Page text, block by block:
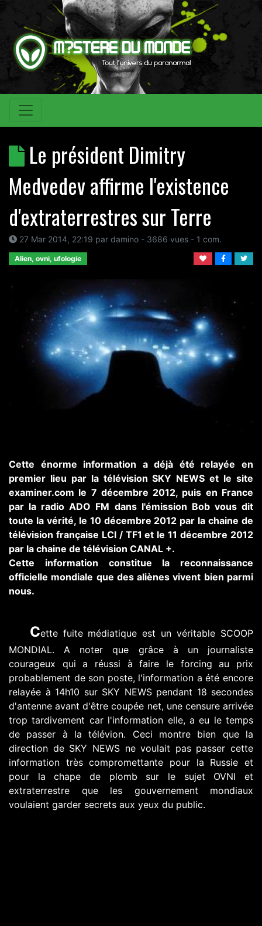
Le président Dimitry
Medvedev affirme l'existence
d'extraterrestres sur Terre
27 Mar 2014, 22:19 par damino - 3686 vues - 1 com.
Alien, ovni, ufologie
Cette énorme information a déjà été relayée en
premier lieu par la télévision SKY NEWS et le site
examiner.com le 7 décembre 2012, puis en France
par la radio ADO FM dans l'émission Bob vous dit
toute la vérité, le 10 décembre 2012 par la chaine de
télévision française LCI / TF1 et le 11 décembre 2012
par la chaine de télévision CANAL +.
Cette information constitue la reconnaissance
officielle mondiale que des aliènes vivent bien parmi
nous.
Cette fuite médiatique est un véritable SCOOP
MONDIAL. A noter que grâce à un journaliste
courageux qui a réussi à faire le forcing au prix
probablement de son poste, l'information a été encore
relayée à 14h10 sur SKY NEWS pendant 18 secondes
d'antenne avant d'être coupée net, une censure arrivée
trop tardivement car l'information elle, a eu le temps
de passer à la télévion. Ceci montre bien que la
direction de SKY NEWS ne voulait pas passer cette
information très compromettante pour la Russie et
pour la chape de plomb sur le sujet OVNI et
extraterrestre que les gouvernement mondiaux
voulaient garder secrets aux yeux du public.